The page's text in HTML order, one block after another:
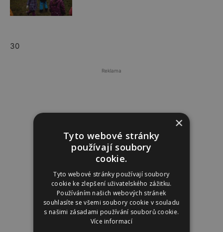
30
Reklama
×
Tyto webové stránky
používají soubory
cookie.
Tyto webové stránky používají soubory
cookie ke zlepšení uživatelského zážitku.
Používáním našich webových stránek
souhlasíte se všemi soubory cookie v souladu
s našimi zásadami používání souborů cookie.
Více informací